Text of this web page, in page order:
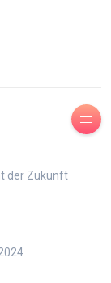
der Zukunft